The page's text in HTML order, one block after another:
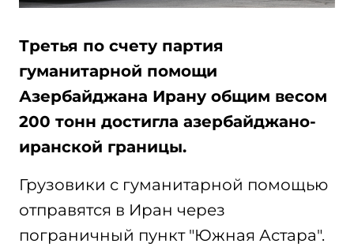
Третья по счету партия
гуманитарной помощи
Азербайджана Ирану общим весом
200 тонн достигла азербайджано-
иранской границы.
Грузовики с гуманитарной помощью
отправятся в Иран через
пограничный пункт "Южная Астара".